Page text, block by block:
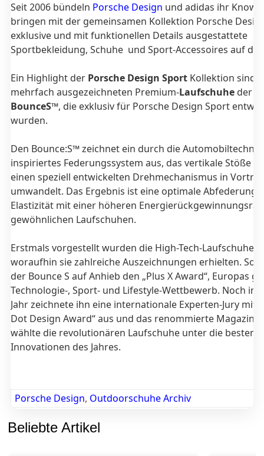
Seit 2006 bündeln Porsche Design und adidas ihr Know
bringen mit der gemeinsamen Kollektion Porsche
exklusive und mit funktionellen Details ausgestattete
Sportbekleidung, Schuhe und Sport-Accessoires auf
Ein Highlight der Porsche Design SportKollektion sind
mehrfach ausgezeichneten Premium-Laufschuheder
BounceS™, die exklusiv für Porsche Design Sport
wurden.
Den Bounce:S™ zeichnet ein durch die
inspiriertes Federungssystem aus, das vertikale Stöße
einen speziell entwickelten Drehmechanismus in
umwandelt. Das Ergebnis ist eine optimale Abfederung
Elastizität mit einer höheren
gewöhnlichen Laufschuhen.
Erstmals vorgestellt wurden die High-Tech-Laufschuhe
woraufhin sie zahlreiche Auszeichnungen erhielten. So
der Bounce S auf Anhieb den „Plus X Award“, Europas
Technologie-, Sport- und Lifestyle-Wettbewerb. Noch im
Jahr zeichnete ihn eine internationale Experten-Jury mit
Dot Design Award“ aus und das renommierte Magazin
wählte die revolutionären Laufschuhe unter die besten
Innovationen des Jahres.
Porsche Design, Outdoorschuhe Archiv
Beliebte Artikel